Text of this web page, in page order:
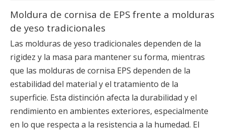
Moldura de cornisa de EPS frente a molduras
de yeso tradicionales
Las molduras de yeso tradicionales dependen de la
rigidez y la masa para mantener su forma, mientras
que las molduras de cornisa EPS dependen de la
estabilidad del material y el tratamiento de la
superficie. Esta distinción afecta la durabilidad y el
rendimiento en ambientes exteriores, especialmente
en lo que respecta a la resistencia a la humedad. El